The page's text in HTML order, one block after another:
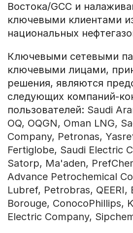
Востока/GCC и
ключевыми клиентами
национальных
Ключевыми сетевыми
ключевыми лицами,
решения, являются
следующих компаний-
пользователей: Saudi
OQ, OQGN, Oman LNG,
Company, Petronas,
Fertiglobe, Saudi Electric
Satorp, Ma'aden,
Advance Petrochemical
Lubref, Petrobras, QEERI,
Borouge, ConocoPhillips,
Electric Company,